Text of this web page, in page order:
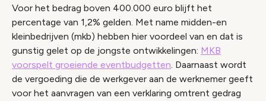
Voor het bedrag boven 400.000 euro blijft het
percentage van 1,2% gelden. Met name midden-en
kleinbedrijven (mkb) hebben hier voordeel van en dat is
gunstig gelet op de jongste ontwikkelingen: MKB
voorspelt groeiende eventbudgetten. Daarnaast wordt
de vergoeding die de werkgever aan de werknemer geeft
voor het aanvragen van een verklaring omtrent gedrag